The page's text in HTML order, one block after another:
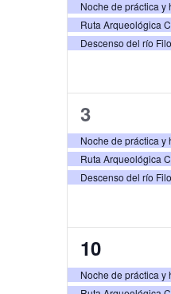
a
c
i
ó
n
d
l
a
a
b
c
a
v
l
e
n
d
a
r
e
v
n
t
o
s
Noche de práctica
Ruta Arqueológica
Descenso del río
3
e
v
n
t
o
3
Noche de práctica
Ruta Arqueológica
Descenso del río
3
e
10
Noche de práctica